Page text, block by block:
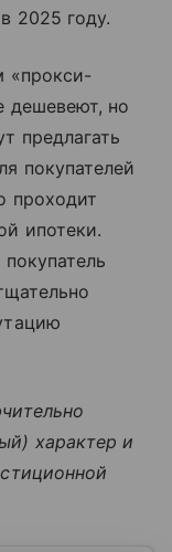
2025 году.
«прокси-
дешевеют, но
предлагать
покупателей
проходит
ипотеки.
характер и